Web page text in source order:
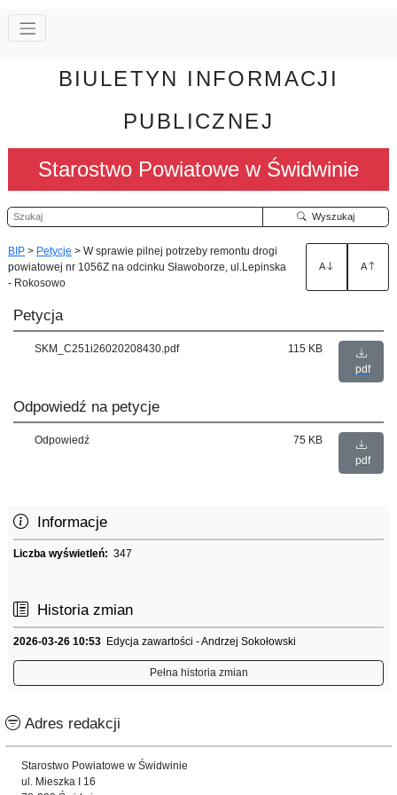
BIULETYN INFORMACJI
PUBLICZNEJ
Starostwo Powiatowe w Świdwinie
Szukaj Wyszukaj
BIP > Petycje > W sprawie pilnej potrzeby remontu drogi
powiatowej nr 1056Z na odcinku Sławoborze, ul.Lepinska
- Rokosowo
A A
Petycja
SKM_C251i26020208430.pdf
115 KB
pdf
Odpowiedź na petycje
Odpowiedź
75 KB
pdf
Informacje
Liczba wyświetleń: 347
Historia zmian
2026-03-26 10:53 Edycja zawartości - Andrzej Sokołowski
Pełna historia zmian
Adres redakcji
Starostwo Powiatowe w Świdwinie
ul. Mieszka I 16